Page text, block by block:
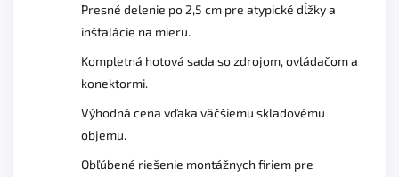
Presné delenie po 2,5 cm pre atypické dĺžky a
inštalácie na mieru.
Kompletná hotová sada so zdrojom, ovládačom a
konektormi.
Výhodná cena vďaka väčšiemu skladovému
objemu.
Obľúbené riešenie montážnych firiem pre